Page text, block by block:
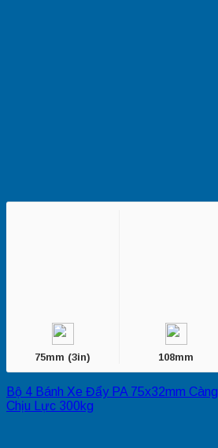
75mm (3in) 108mm
Bộ 4 Bánh Xe Đẩy PA 75x32mm
Chịu Lực 300kg